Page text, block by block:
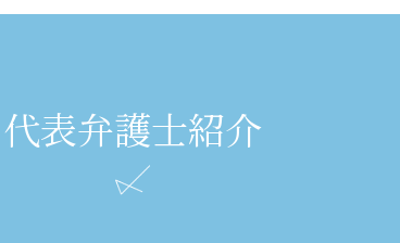
代表弁護士紹介